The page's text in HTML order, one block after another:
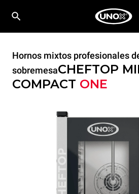
Hornos mixtos profesionales
sobremesaCHEFTOP
COMPACT ONE